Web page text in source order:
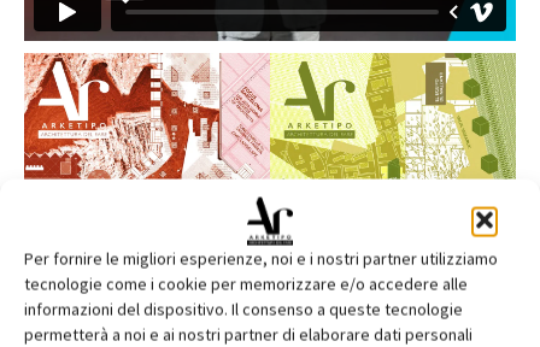
Per fornire le migliori esperienze, noi e i nostri partner utilizziamo
tecnologie come i cookie per memorizzare e/o accedere alle
informazioni del dispositivo. Il consenso a queste tecnologie
permetterà a noi e ai nostri partner di elaborare dati personali